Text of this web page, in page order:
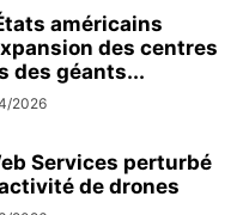
américains
des centres
des géants...
2026
Services perturbé
de drones